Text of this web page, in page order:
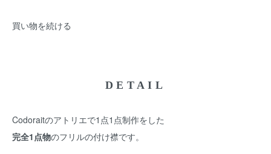
買い物を続ける
DETAIL
Codoraitのアトリエで1点1点制作をした
完全1点物のフリルの付け襟です。